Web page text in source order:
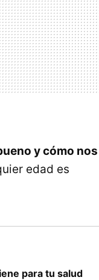
y cómo nos
edad es
para tu salud